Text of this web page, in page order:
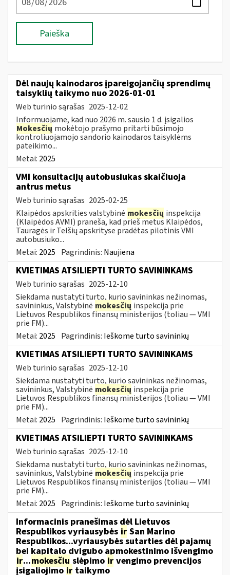
Paieška
Dėl naujų kainodaros įpareigojančių sprendimų
taisyklių taikymo nuo 2026-01-01
Web turinio sąrašas 2025-12-02
Informuojame, kad nuo 2026 m. sausio 1 d. įsigalios
Mokesčių mokėtojo prašymo pritarti būsimojo
kontroliuojamojo sandorio kainodaros taisyklėms
pateikimo...
Metai: 2025
VMI konsultacijų autobusiukas skaičiuoja
antrus metus
Web turinio sąrašas 2025-02-25
Klaipėdos apskrities valstybinė mokesčių inspekcija
(Klaipėdos AVMI) praneša, kad prieš metus Klaipėdos,
Tauragės ir Telšių apskrityse pradėtas pilotinis VMI
autobusiuko...
Metai: 2025 Pagrindinis: Naujiena
KVIETIMAS ATSILIEPTI TURTO SAVININKAMS
Web turinio sąrašas 2025-12-10
Siekdama nustatyti turto, kurio savininkas nežinomas,
savininkus, Valstybinė mokesčių inspekcija prie
Lietuvos Respublikos finansų ministerijos (toliau — VMI
prie FM)...
Metai: 2025 Pagrindinis: Ieškome turto savininkų
KVIETIMAS ATSILIEPTI TURTO SAVININKAMS
Web turinio sąrašas 2025-12-10
Siekdama nustatyti turto, kurio savininkas nežinomas,
savininkus, Valstybinė mokesčių inspekcija prie
Lietuvos Respublikos finansų ministerijos (toliau — VMI
prie FM)...
Metai: 2025 Pagrindinis: Ieškome turto savininkų
KVIETIMAS ATSILIEPTI TURTO SAVININKAMS
Web turinio sąrašas 2025-12-10
Siekdama nustatyti turto, kurio savininkas nežinomas,
savininkus, Valstybinė mokesčių inspekcija prie
Lietuvos Respublikos finansų ministerijos (toliau — VMI
prie FM)...
Metai: 2025 Pagrindinis: Ieškome turto savininkų
Informacinis pranešimas dėl Lietuvos
Respublikos vyriausybės ir San Marino
Respublikos...vyriausybės sutarties dėl pajamų
bei kapitalo dvigubo apmokestinimo išvengimo
ir...mokesčių slėpimo ir vengimo prevencijos
įsigaliojimoir taikymo